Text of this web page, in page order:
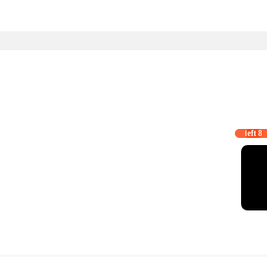
8 left